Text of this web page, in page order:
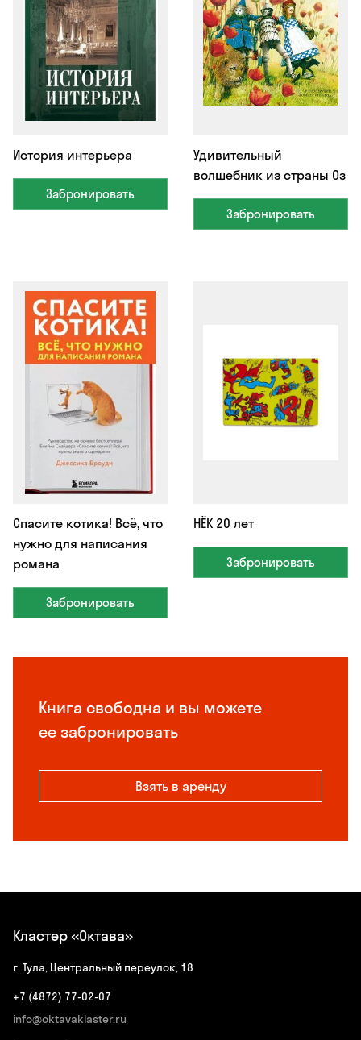
Книга свободна и вы можете
ее забронировать
Взять в аренду
История интерьера
Забронировать
Удивительный
волшебник из страны Оз
Забронировать
Спасите котика! Всё, что
нужно для написания
романа
Забронировать
НЁК 20 лет
Забронировать
Кластер «Октава»
г. Тула, Центральный переулок, 18
+7 (4872) 77-02-07
info@oktavaklaster.ru